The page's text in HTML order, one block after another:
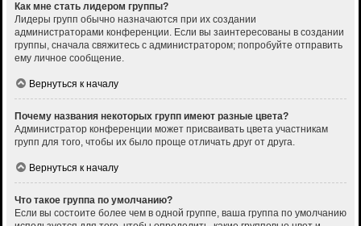
Как мне стать лидером группы?
Лидеры групп обычно назначаются при их создании
администраторами конференции. Если вы заинтересованы в создании
группы, сначала свяжитесь с администратором; попробуйте отправить
ему личное сообщение.
Вернуться к началу
Почему названия некоторых групп имеют разные цвета?
Администратор конференции может присваивать цвета участникам
групп для того, чтобы их было проще отличать друг от друга.
Вернуться к началу
Что такое группа по умолчанию?
Если вы состоите более чем в одной группе, ваша группа по умолчанию